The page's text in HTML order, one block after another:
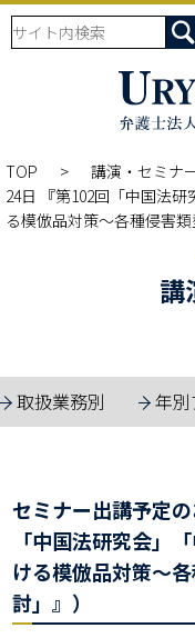
TOP 講演・セミナ
24日 『第102回「中国法
る模倣品対策～各種侵害
講
取扱業務別 年
セミナー出講予定
「中国法研究会」
ける模倣品対策～
討」』）